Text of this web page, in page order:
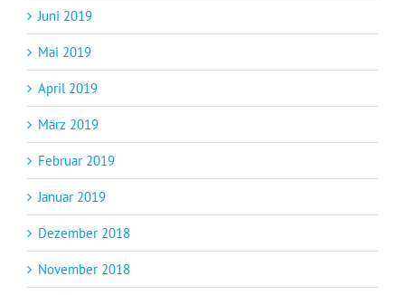
Juni 2019
Mai 2019
April 2019
März 2019
Februar 2019
Januar 2019
Dezember 2018
November 2018